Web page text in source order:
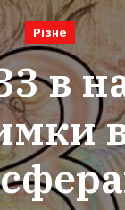
Різне
в